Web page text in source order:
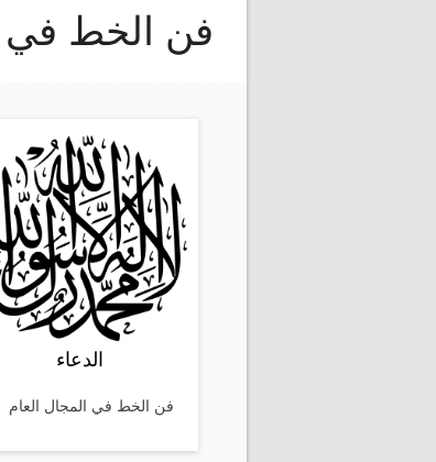
فن الخط في
الدعاء
فن الخط في المجال العام